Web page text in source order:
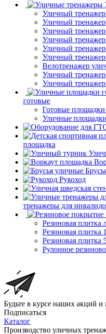
Уличный
Уличный тренажер
Уличный
Уличный тренажер
Уличный
Уличный тренажер
Велотренажер
Уличный
Уличный тренажер
готовые
Готовые
Уличные
площадка
Рукоход
тренажеры для
Резиновая плитка
Резиновая плитка
Резиновая плитка
Рулонное
Будьте в курсе наших акций и
Подписаться
Каталог
Производство уличных